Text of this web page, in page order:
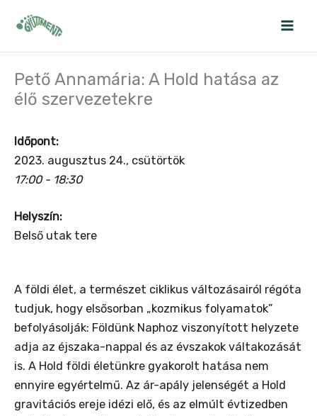
Pető Annamária: A Hold hatása az
élő szervezetekre
Időpont:
2023. augusztus 24., csütörtök
17:00 - 18:30
Helyszín:
Belső utak tere
A földi élet, a természet ciklikus változásairól régóta
tudjuk, hogy elsősorban „kozmikus folyamatok”
befolyásolják: Földünk Naphoz viszonyított helyzete
adja az éjszaka-nappal és az évszakok váltakozását
is. A Hold földi életünkre gyakorolt hatása nem
ennyire egyértelmű. Az ár-apály jelenségét a Hold
gravitációs ereje idézi elő, és az elmúlt évtizedben